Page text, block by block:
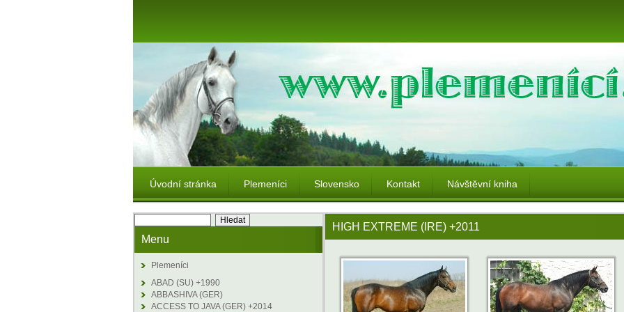
Úvodní stránka Plemeníci Slovensko Kontakt Návštěvní kniha
Menu
Plemeníci
ABAD (SU) +1990
ABBASHIVA (GER)
ACCESS TO JAVA (GER) +2014
HIGH EXTREME (IRE) +2011